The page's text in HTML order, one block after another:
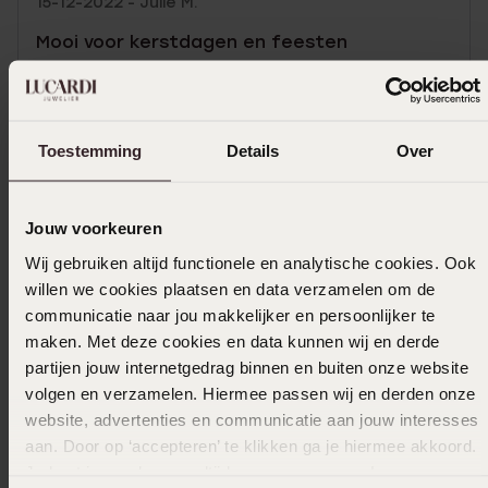
Toestemming Details Over
Jouw voorkeuren
Wij gebruiken altijd functionele en analytische cookies. Ook
willen we cookies plaatsen en data verzamelen om de
communicatie naar jou makkelijker en persoonlijker te
maken. Met deze cookies en data kunnen wij en derde
partijen jouw internetgedrag binnen en buiten onze website
volgen en verzamelen. Hiermee passen wij en derden onze
website, advertenties en communicatie aan jouw interesses
aan. Door op ‘accepteren’ te klikken ga je hiermee akkoord.
Mooi voor kerstdagen en feesten
Ook leuk voor jou